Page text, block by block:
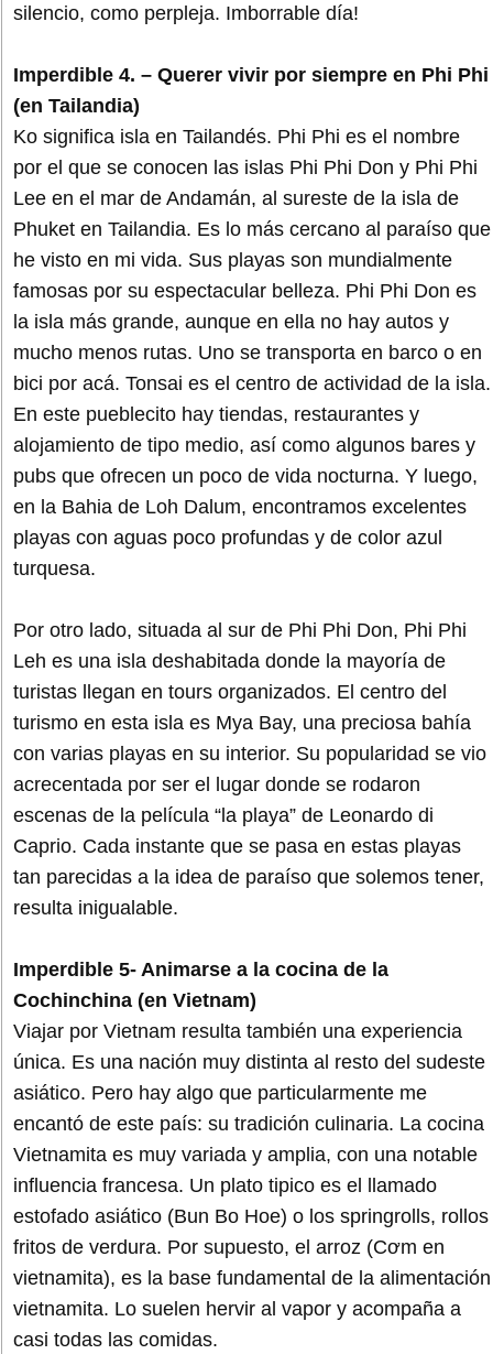
silencio, como perpleja. Imborrable día!
Imperdible 4. – Querer vivir por siempre en Phi Phi
(en Tailandia)
Ko significa isla en Tailandés. Phi Phi es el nombre
por el que se conocen las islas Phi Phi Don y Phi Phi
Lee en el mar de Andamán, al sureste de la isla de
Phuket en Tailandia. Es lo más cercano al paraíso que
he visto en mi vida. Sus playas son mundialmente
famosas por su espectacular belleza. Phi Phi Don es
la isla más grande, aunque en ella no hay autos y
mucho menos rutas. Uno se transporta en barco o en
bici por acá. Tonsai es el centro de actividad de la isla.
En este pueblecito hay tiendas, restaurantes y
alojamiento de tipo medio, así como algunos bares y
pubs que ofrecen un poco de vida nocturna. Y luego,
en la Bahia de Loh Dalum, encontramos excelentes
playas con aguas poco profundas y de color azul
turquesa.
Por otro lado, situada al sur de Phi Phi Don, Phi Phi
Leh es una isla deshabitada donde la mayoría de
turistas llegan en tours organizados. El centro del
turismo en esta isla es Mya Bay, una preciosa bahía
con varias playas en su interior. Su popularidad se vio
acrecentada por ser el lugar donde se rodaron
escenas de la película “la playa” de Leonardo di
Caprio. Cada instante que se pasa en estas playas
tan parecidas a la idea de paraíso que solemos tener,
resulta inigualable.
Imperdible 5- Animarse a la cocina de la
Cochinchina (en Vietnam)
Viajar por Vietnam resulta también una experiencia
única. Es una nación muy distinta al resto del sudeste
asiático. Pero hay algo que particularmente me
encantó de este país: su tradición culinaria. La cocina
Vietnamita es muy variada y amplia, con una notable
influencia francesa. Un plato tipico es el llamado
estofado asiático (Bun Bo Hoe) o los springrolls, rollos
fritos de verdura. Por supuesto, el arroz (Cơm en
vietnamita), es la base fundamental de la alimentación
vietnamita. Lo suelen hervir al vapor y acompaña a
casi todas las comidas.